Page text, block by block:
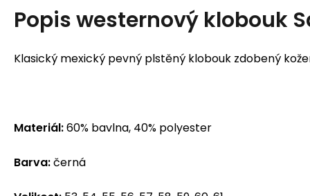
Popiswesternový klobouk
Klasický mexický pevný plstěný klobouk zdobený
Materiál:60% bavlna, 40% polyester
Barva:černá